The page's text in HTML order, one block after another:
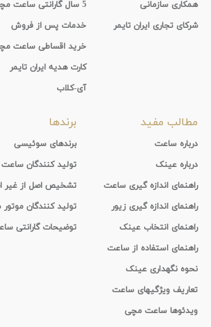
همکاری سازمانی
شرکای تجاری ایران تایمر
5 سال گارانتی ساعت مچی
خدمات پس از فروش
خرید اقساطی ساعت
کارت هدیه ایران تایمر
آی-کلاب
مطالب مفید
درباره ساعت
درباره عینک
راهنمای اندازه گیری ساعت
راهنمای اندازه گیری زیور
راهنمای انتخاب عینک
راهنمای استفاده از ساعت
نحوه نگهداری عینک
تعاریف ویژگیهای ساعت
ویدئوها ساعت مچی
برندها
برندهای سوئیسی
تولید کنندگان ساعت
تشخیص اصل از غیر
تولید کنندگان
توضیحات گارانتی